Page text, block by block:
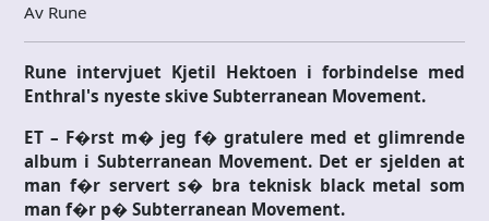
Av Rune
Rune intervjuet Kjetil Hektoen i forbindelse med
Enthral's nyeste skive Subterranean Movement.
ET – F�rst m� jeg f� gratulere med et glimrende
album i Subterranean Movement. Det er sjelden at
man f�r servert s� bra teknisk black metal som
man f�r p� Subterranean Movement.